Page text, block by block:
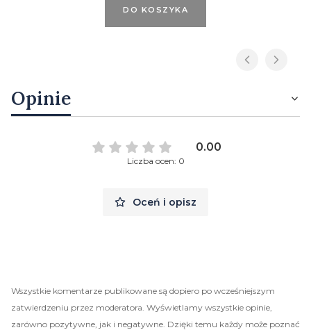
DO KOSZYKA
Opinie
0.00
Liczba ocen: 0
Oceń i opisz
Wszystkie komentarze publikowane są dopiero po wcześniejszym
zatwierdzeniu przez moderatora. Wyświetlamy wszystkie opinie,
zarówno pozytywne, jak i negatywne. Dzięki temu każdy może poznać